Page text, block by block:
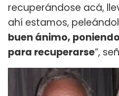
recuperándose acá,
ahí estamos,
buen ánimo,
para recuperarse”,